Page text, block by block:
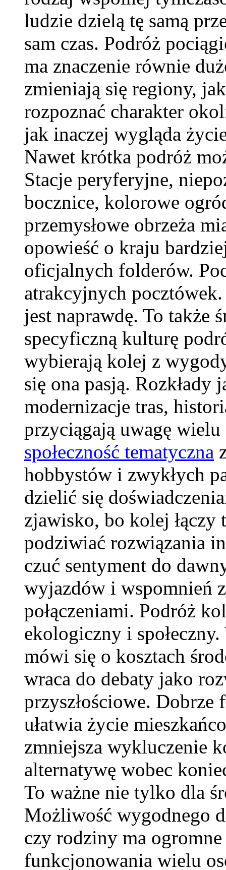
ludzie dzielą tę samą
sam czas. Podróż
ma znaczenie równie
zmieniają się regiony,
rozpoznać charakter
jak inaczej wygląda
Nawet krótka podróż
Stacje peryferyjne,
bocznice, kolorowe
przemysłowe obrzeża
opowieść o kraju
oficjalnych folderów.
atrakcyjnych
jest naprawdę. To także
specyficzną kulturę
wybierają kolej z
się ona pasją.
modernizacje tras,
przyciągają uwagę
społeczność tematyczna
hobbystów i zwykłych
dzielić się
zjawisko, bo kolej łączy
podziwiać rozwiązania
czuć sentyment do
wyjazdów i wspomnień
połączeniami. Podróż
ekologiczny i
mówi się o kosztach
wraca do debaty jako
przyszłościowe. Dobrze
ułatwia życie
zmniejsza wykluczenie
alternatywę wobec
To ważne nie tylko dla
Możliwość wygodnego
czy rodziny ma
funkcjonowania wielu